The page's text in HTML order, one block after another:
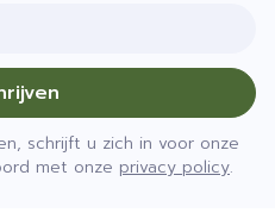
schrijft u zich in voor onze
met onze privacy policy.